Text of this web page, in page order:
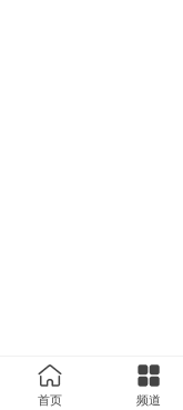
首页 频道